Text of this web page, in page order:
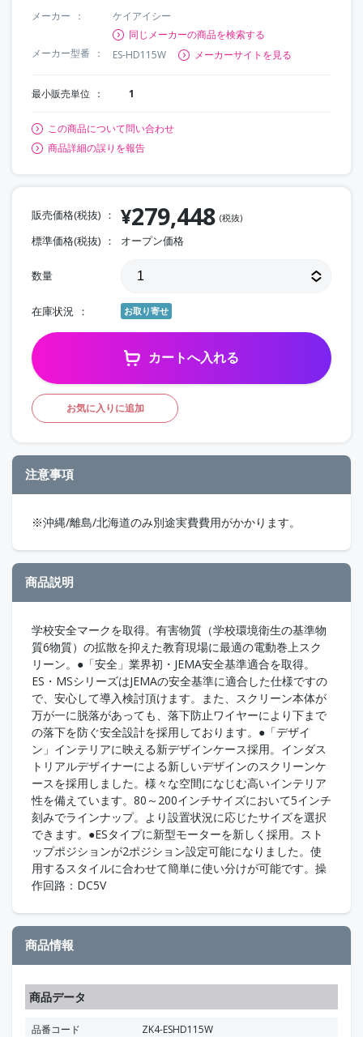
メーカー
ケイアイシー
同じメーカーの商品を検索する
メーカー型番
ES-HD115W メーカーサイトを見る
最小販売単位 1
この商品について問い合わせ
商品詳細の誤りを報告
販売価格(税抜) ¥279,448 (税抜)
標準価格(税抜) オープン価格
数量
在庫状況 お取り寄せ
カートへ入れる
お気に入りに追加
注意事項
※沖縄/離島/北海道のみ別途実費費用がかかります。
商品説明
学校安全マークを取得。有害物質（学校環境衛生の基準物
質6物質）の拡散を抑えた教育現場に最適の電動巻上スク
リーン。●「安全」業界初・JEMA安全基準適合を取得。
ES・MSシリーズはJEMAの安全基準に適合した仕様ですの
で、安心して導入検討頂けます。また、スクリーン本体が
万が一に脱落があっても、落下防止ワイヤーにより下まで
の落下を防ぐ安全設計を採用しております。●「デザイ
ン」インテリアに映える新デザインケース採用。インダス
トリアルデザイナーによる新しいデザインのスクリーンケ
ースを採用しました。様々な空間になじむ高いインテリア
性を備えています。80～200インチサイズにおいて5インチ
刻みでラインナップ。より設置状況に応じたサイズを選択
できます。●ESタイプに新型モーターを新しく採用。スト
ップポジションが2ポジション設定可能になりました。使
用するスタイルに合わせて簡単に使い分けが可能です。操
作回路：DC5V
商品情報
商品データ
品番コード
ZK4-ESHD115W